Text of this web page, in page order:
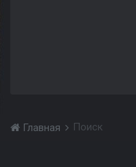
Главная Поиск